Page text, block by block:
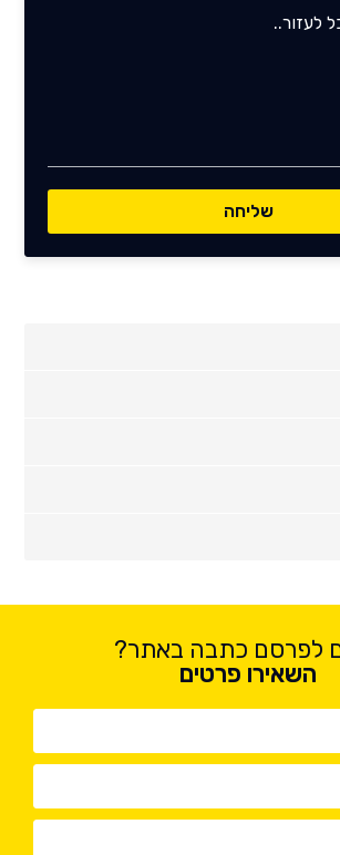
לפרסם כתבה באתר?
השאירו פרטים